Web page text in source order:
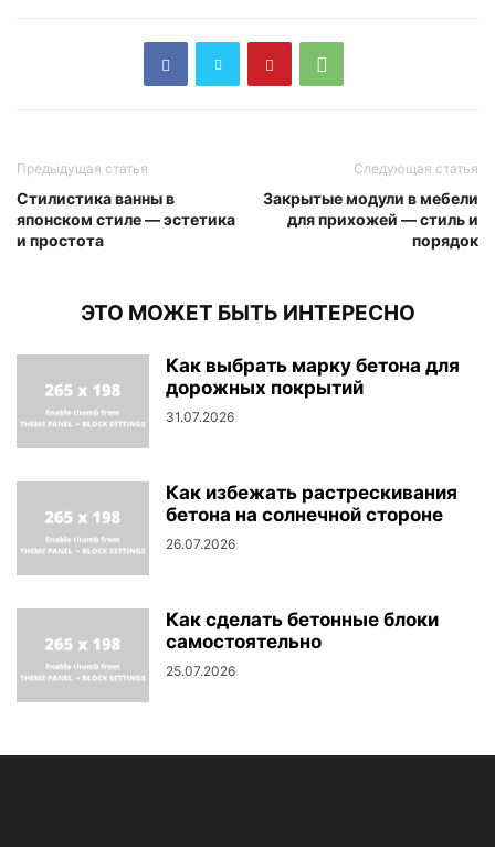
Предыдущая статья
Стилистика ванны в
японском стиле — эстетика
и простота
Следующая статья
Закрытые модули в мебели
для прихожей — стиль и
порядок
ЭТО МОЖЕТ БЫТЬ ИНТЕРЕСНО
Как выбрать марку бетона для
дорожных покрытий
31.07.2026
Как избежать растрескивания
бетона на солнечной стороне
26.07.2026
Как сделать бетонные блоки
самостоятельно
25.07.2026